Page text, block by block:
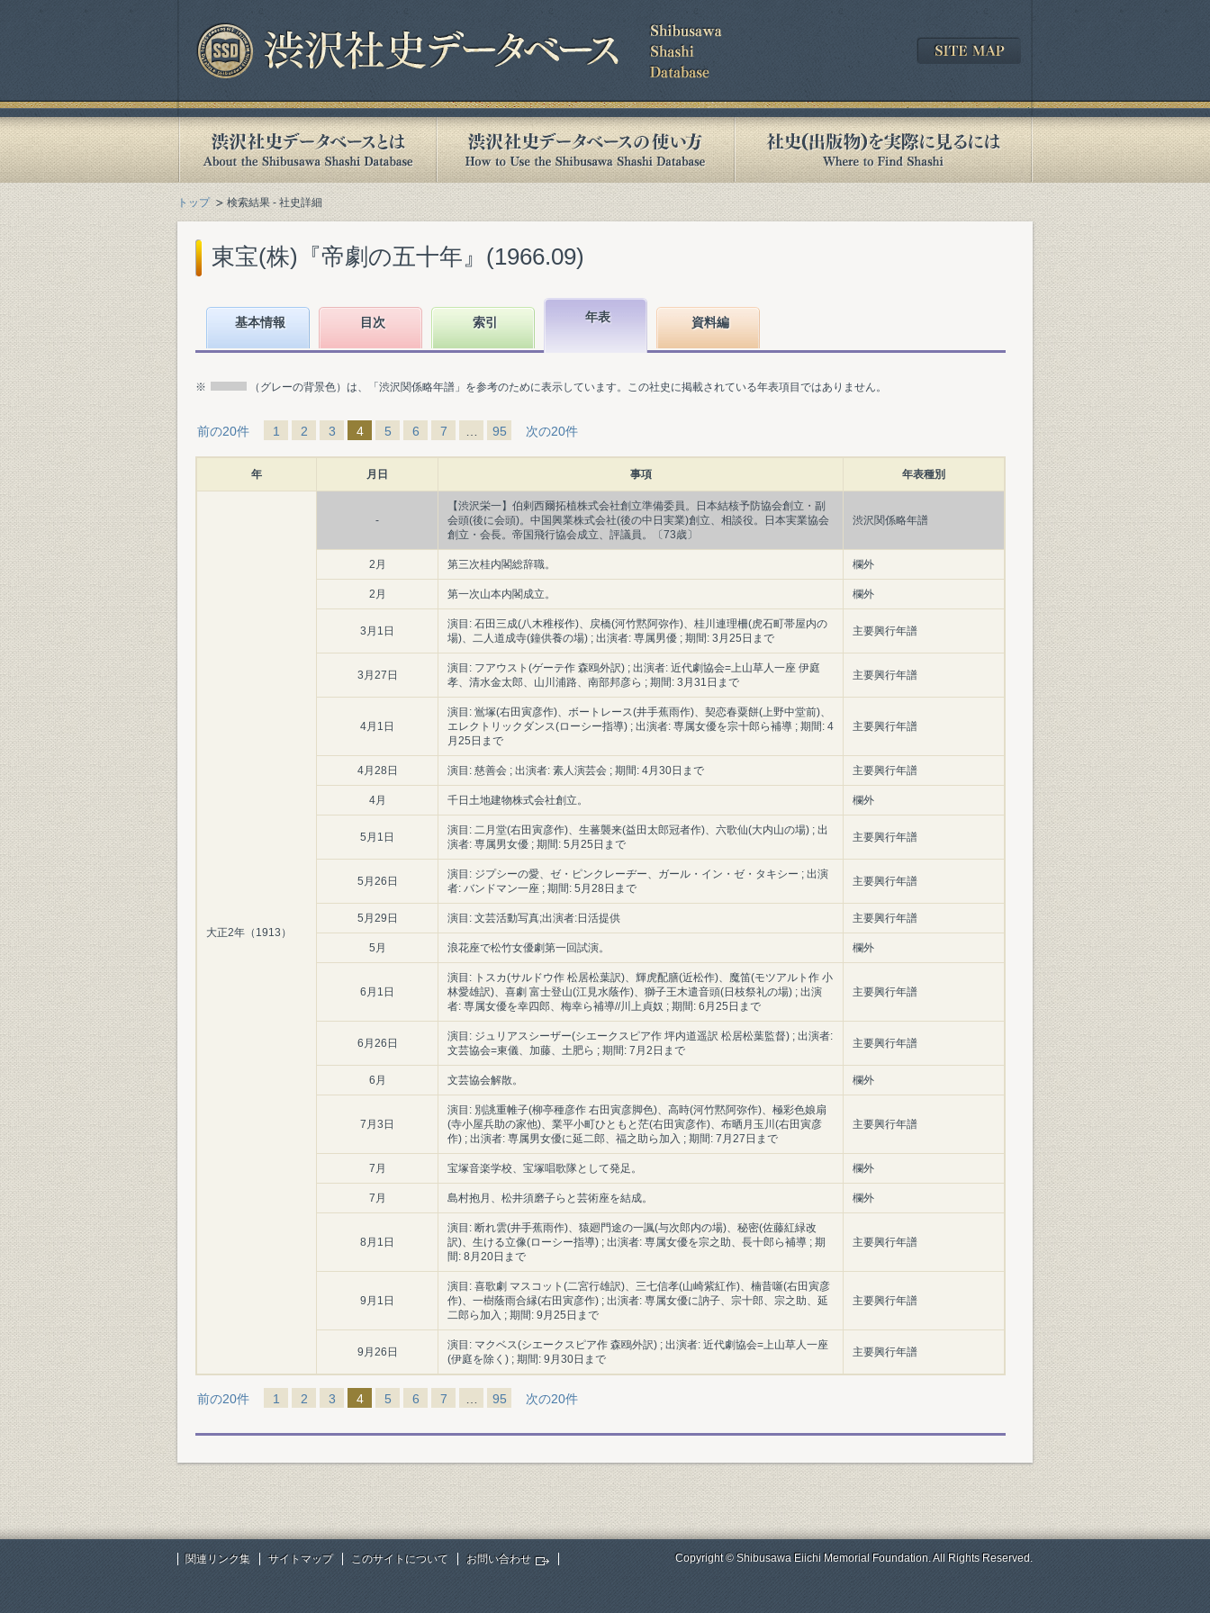
トップ 検索結果 - 社史詳細
東宝(株)『帝劇の五十年』(1966.09)
基本情報 目次 索引 年表 資料編
※ （グレーの背景色）は、「渋沢関係略年譜」を参考のために表示しています。この社史に掲載されている年表項目ではありません。
前の20件 1 2 3 4 5 6 7 95 次の20件
年 月日 事項 年表種別
大正2年（1913）
-
【渋沢栄一】伯剌西爾拓植株式会社創立準備委員。日本結核予防協会創立・副
会頭(後に会頭)。中国興業株式会社(後の中日実業)創立、相談役。日本実業協会
創立・会長。帝国飛行協会成立、評議員。〔73歳〕
渋沢関係略年譜
2月 第三次桂内閣総辞職。 欄外
2月 第一次山本内閣成立。 欄外
3月1日
演目: 石田三成(八木稚桜作)、戻橋(河竹黙阿弥作)、桂川連理柵(虎石町帯屋内の
場)、二人道成寺(鐘供養の場) ; 出演者: 専属男優 ; 期間: 3月25日まで
主要興行年譜
3月27日
演目: フアウスト(ゲーテ作 森鴎外訳) ; 出演者: 近代劇協会=上山草人一座 伊庭
孝、清水金太郎、山川浦路、南部邦彦ら ; 期間: 3月31日まで
主要興行年譜
4月1日
演目: 鴬塚(右田寅彦作)、ボートレース(井手蕉雨作)、契恋春粟餅(上野中堂前)、
エレクトリックダンス(ローシー指導) ; 出演者: 専属女優を宗十郎ら補導 ; 期間: 4
月25日まで
主要興行年譜
4月28日 演目: 慈善会 ; 出演者: 素人演芸会 ; 期間: 4月30日まで 主要興行年譜
4月 千日土地建物株式会社創立。 欄外
5月1日
演目: 二月堂(右田寅彦作)、生蕃襲来(益田太郎冠者作)、六歌仙(大内山の場) ; 出
演者: 専属男女優 ; 期間: 5月25日まで
主要興行年譜
5月26日
演目: ジプシーの愛、ゼ・ピンクレーヂー、ガール・イン・ゼ・タキシー ; 出演
者: バンドマン一座 ; 期間: 5月28日まで
主要興行年譜
5月29日 演目: 文芸活動写真;出演者:日活提供 主要興行年譜
5月 浪花座で松竹女優劇第一回試演。 欄外
6月1日
演目: トスカ(サルドウ作 松居松葉訳)、輝虎配膳(近松作)、魔笛(モツアルト作 小
林愛雄訳)、喜劇 富士登山(江見水蔭作)、獅子王木遣音頭(日枝祭礼の場) ; 出演
者: 専属女優を幸四郎、梅幸ら補導//川上貞奴 ; 期間: 6月25日まで
主要興行年譜
6月26日
演目: ジュリアスシーザー(シエークスピア作 坪内道遥訳 松居松葉監督) ; 出演者:
文芸協会=東儀、加藤、土肥ら ; 期間: 7月2日まで
主要興行年譜
6月 文芸協会解散。 欄外
7月3日
演目: 別誂重帷子(柳亭種彦作 右田寅彦脚色)、高時(河竹黙阿弥作)、極彩色娘扇
(寺小屋兵助の家他)、業平小町ひともと茫(右田寅彦作)、布晒月玉川(右田寅彦
作) ; 出演者: 専属男女優に延二郎、福之助ら加入 ; 期間: 7月27日まで
主要興行年譜
7月 宝塚音楽学校、宝塚唱歌隊として発足。 欄外
7月 島村抱月、松井須磨子らと芸術座を結成。 欄外
8月1日
演目: 断れ雲(井手蕉雨作)、猿廻門途の一諷(与次郎内の場)、秘密(佐藤紅緑改
訳)、生ける立像(ローシー指導) ; 出演者: 専属女優を宗之助、長十郎ら補導 ; 期
間: 8月20日まで
主要興行年譜
9月1日
演目: 喜歌劇 マスコット(二宮行雄訳)、三七信孝(山崎紫紅作)、楠昔噺(右田寅彦
作)、一樹蔭雨合縁(右田寅彦作) ; 出演者: 専属女優に訥子、宗十郎、宗之助、延
二郎ら加入 ; 期間: 9月25日まで
主要興行年譜
9月26日
演目: マクベス(シエークスピア作 森鴎外訳) ; 出演者: 近代劇協会=上山草人一座
(伊庭を除く) ; 期間: 9月30日まで
主要興行年譜
前の20件 1 2 3 4 5 6 7 95 次の20件
関連リンク集 サイトマップ このサイトについて お問い合わせ Copyright © Shibusawa Eiichi Memorial Foundation. All Rights Reserved.